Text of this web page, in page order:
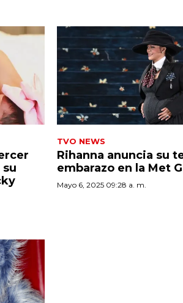
TVO NEWS
Rihanna anuncia su
embarazo en la Met
Mayo 6, 2025 09:28 a. m.